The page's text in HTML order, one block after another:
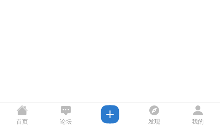
首页 论坛 发现 我的